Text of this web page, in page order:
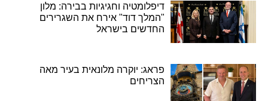
דיפלומטיה וחגיגיות בבירה: מלון
"המלך דוד" אירח את השגרירים
החדשים בישראל
פראג: יוקרה מלונאית בעיר מאה
הצריחים